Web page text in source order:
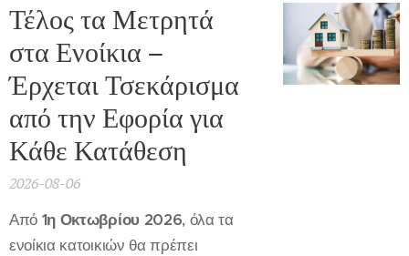
Τέλος τα Μετρητά
στα Ενοίκια –
Έρχεται Τσεκάρισμα
από την Εφορία για
Κάθε Κατάθεση
2026-08-06
Από 1η Οκτωβρίου 2026, όλα τα
ενοίκια κατοικιών θα πρέπει